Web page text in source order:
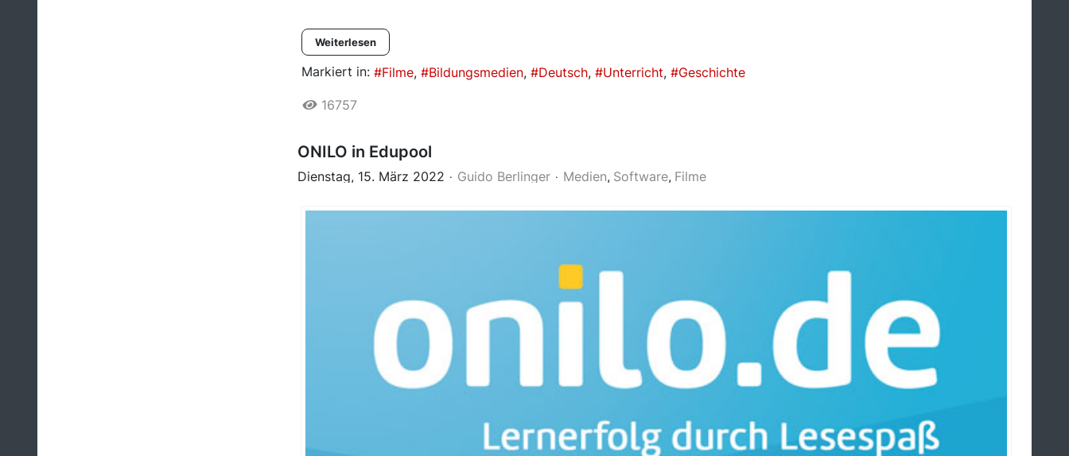
Weiterlesen
Markiert in: Filme Bildungsmedien Deutsch Unterricht Geschichte
16757
ONILO in Edupool
Dienstag, 15. März 2022 Guido Berlinger Medien Software Filme